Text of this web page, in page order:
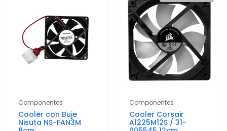
Componentes
Cooler con Buje
Nisuta NS-FAN3M
Componentes
Cooler Corsair
A1225M12S / 31-